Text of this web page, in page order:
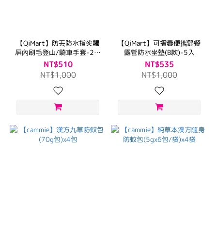
【QiMart】防丟防水指尖觸
屏內刷毛登山/騎車手套-2入
組
NT$510
NT$1,000
【QiMart】可摺疊便攜野餐
露營防水坐墊(B款)-5入
NT$535
NT$1,000